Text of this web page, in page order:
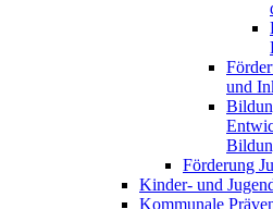
und
Förderung
Kinder- und
Kommunale